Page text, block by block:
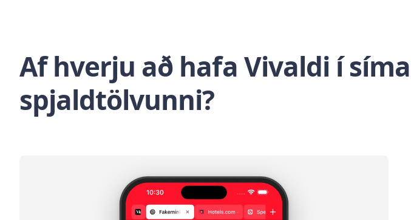
Af hverju að hafa Vivaldi í
spjaldtölvunni?